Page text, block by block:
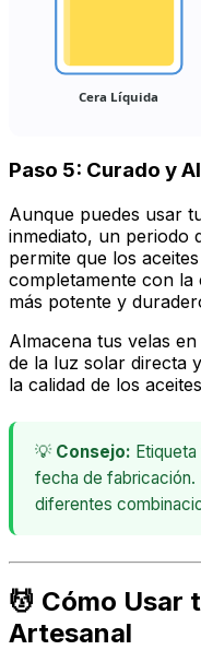
Cera Líquida
Paso 5: Curado y
Aunque puedes usar
inmediato, un periodo
permite que los
completamente con
más potente y
Almacena tus velas
de la luz solar directa
la calidad de los
💡 Consejo:
fecha de fabricación.
diferentes
💆 Cómo Usar
Artesanal